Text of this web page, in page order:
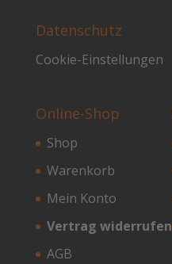
Datenschutz
Cookie-Einstellungen
Online-Shop
Shop
Warenkorb
Mein Konto
Vertrag widerrufen
AGB